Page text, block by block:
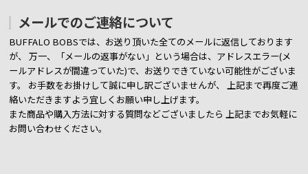
メールでのご連絡について
BUFFALO BOBSでは、お送り頂いた全てのメールに返信しております
が、 万一、「メールの返事がない」という場合は、アドレスエラー(メ
ールアドレスが間違っていた)で、お送りできていない可能性がございま
す。 お手数をお掛けして誠に申し訳ございませんが、 上記まで再度ご連
絡いただきますよう宜しくお願い申し上げます。
また商品や購入方法に対する質問などございましたら上記までお気軽に
お問い合わせください。